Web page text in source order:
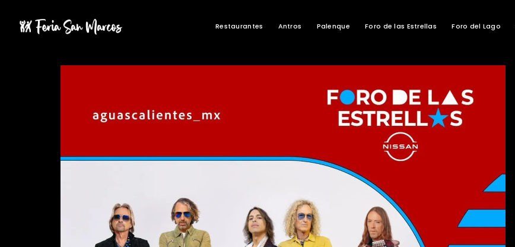
Restaurantes Antros Palenque Foro de las Estrellas Foro del Lago